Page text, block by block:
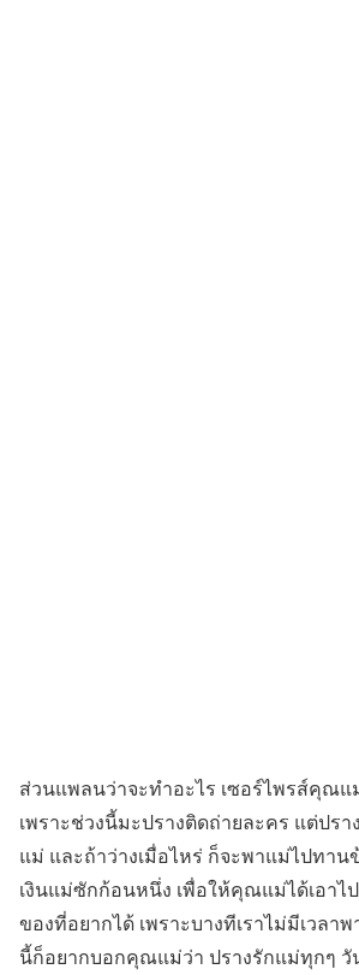
ส่วนแพลนว่าจะทำอะไร เซอร์ไพรส์คุณแ
เพราะช่วงนี้มะปรางติดถ่ายละคร แต่ปรา
แม่ และถ้าว่างเมื่อไหร่ ก็จะพาแม่ไปทาน
เงินแม่ซักก้อนหนึ่ง เพื่อให้คุณแม่ได้เอา
ของที่อยากได้ เพราะบางทีเราไม่มีเวลา
นี้ก็อยากบอกคุณแม่ว่า ปรางรักแม่ทุกๆ วั